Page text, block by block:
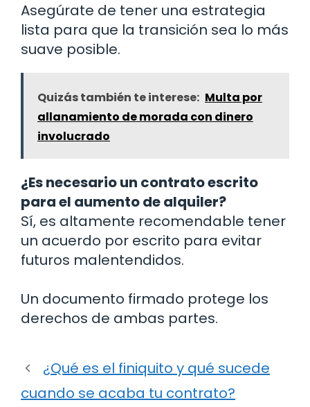
Asegúrate de tener una estrategia
lista para que la transición sea lo más
suave posible.
Quizás también te interese: Multa por
allanamiento de morada con dinero
involucrado
¿Es necesario un contrato escrito
para el aumento de alquiler?
Sí, es altamente recomendable tener
un acuerdo por escrito para evitar
futuros malentendidos.
Un documento firmado protege los
derechos de ambas partes.
¿Qué es el finiquito y qué sucede
cuando se acaba tu contrato?